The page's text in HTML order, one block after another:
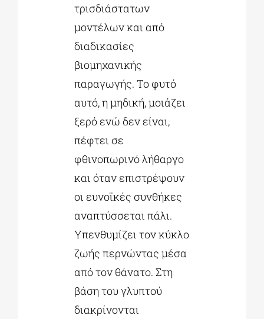
τρισδιάστατων
µοντέλων και από
διαδικασίες
βιοµηχανικής
παραγωγής. Το φυτό
αυτό, η µηδική, µοιάζει
ξερό ενώ δεν είναι,
πέφτει σε
φθινοπωρινό λήθαργο
και όταν επιστρέψουν
οι ευνοϊκές συνθήκες
αναπτύσσεται πάλι.
Υπενθυµίζει τον κύκλο
ζωής περνώντας µέσα
από τον θάνατο. Στη
βάση του γλυπτού
διακρίνονται